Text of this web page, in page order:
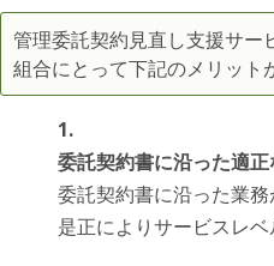
管理委託契約見直し支援サー
組合にとって下記のメリット
委託契約書に沿った適
委託契約書に沿った業
是正によりサービスレベ